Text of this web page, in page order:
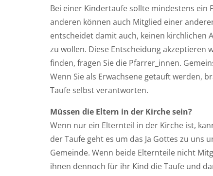
Bei einer Kindertaufe sollte mindestens ein
anderen können auch Mitglied einer
entscheidet damit auch, keinen kirchlichen
zu wollen. Diese Entscheidung akzeptieren
finden, fragen Sie die Pfarrer_innen.
Wenn Sie als Erwachsene getauft werden,
Taufe selbst verantworten.
Müssen die Eltern in der Kirche sein?
Wenn nur ein Elternteil in der Kirche ist,
der Taufe geht es um das Ja Gottes zu uns
Gemeinde. Wenn beide Elternteile nicht
ihnen dennoch für ihr Kind die Taufe und